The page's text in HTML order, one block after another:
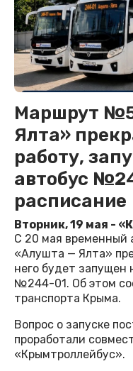
Маршрут
Ялта»
работу,
автобус
расписание
Вторник, 19 мая -
С 20 мая
«Алушта — Ялта»
него будет
№244-01. Об этом
транспорта Крыма.
Вопрос о запуске
проработали
«Крымтроллейбус».